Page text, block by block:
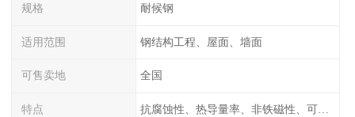
规格 耐候钢
适用范围 钢结构工程、屋面、墙面
可售卖地 全国
特点 抗腐蚀性、热导量率、非铁磁性、可加工性、可成形性、回收性